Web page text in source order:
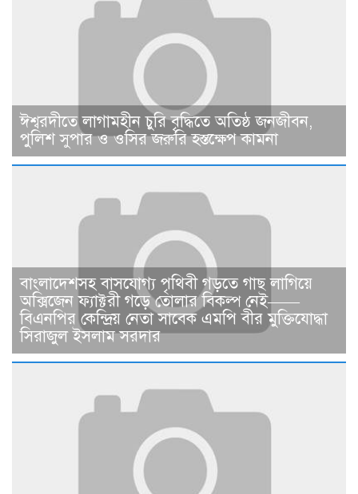
ঈশ্বরদীতে লাগামহীন চুরি বৃদ্ধিতে অতিষ্ঠ জনজীবন,
পুলিশ সুপার ও ওসির জরুরি হস্তক্ষেপ কামনা ​
বাংলাদেশসহ বাসযোগ্য পৃথিবী গড়তে গাছ লাগিয়ে
অক্সিজেন ফ্যাক্টরী গড়ে তোলার বিকল্প নেই——
বিএনপির কেন্দ্রিয় নেতা সাবেক এমপি বীর মুক্তিযোদ্ধা
সিরাজুল ইসলাম সরদার